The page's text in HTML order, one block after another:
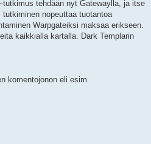
tehdään nyt Gatewaylla, ja itse
nopeuttaa tuotantoa
Warpgateiksi maksaa erikseen.
kaikkialla kartalla. Dark Templarin
komentojonon eli esim